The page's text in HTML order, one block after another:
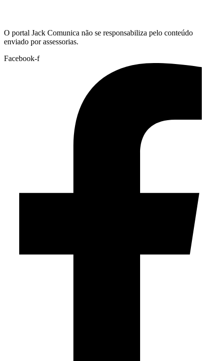
O portal Jack Comunica não se responsabiliza pelo conteúdo
enviado por assessorias.
Facebook-f